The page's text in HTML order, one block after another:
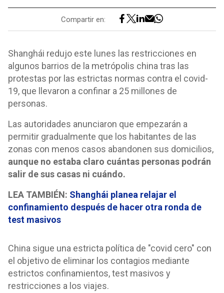
Compartir en:
Shanghái redujo este lunes las restricciones en
algunos barrios de la metrópolis china tras las
protestas por las estrictas normas contra el covid-
19, que llevaron a confinar a 25 millones de
personas.
Las autoridades anunciaron que empezarán a
permitir gradualmente que los habitantes de las
zonas con menos casos abandonen sus domicilios,
aunque no estaba claro cuántas personas podrán
salir de sus casas ni cuándo.
LEA TAMBIÉN: Shanghái planea relajar el
confinamiento después de hacer otra ronda de
test masivos
China sigue una estricta política de "covid cero" con
el objetivo de eliminar los contagios mediante
estrictos confinamientos, test masivos y
restricciones a los viajes.